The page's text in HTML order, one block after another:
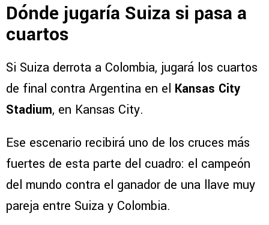
Dónde jugaría Suiza si pasa a
cuartos
Si Suiza derrota a Colombia, jugará los cuartos
de final contra Argentina en el Kansas City
Stadium, en Kansas City.
Ese escenario recibirá uno de los cruces más
fuertes de esta parte del cuadro: el campeón
del mundo contra el ganador de una llave muy
pareja entre Suiza y Colombia.